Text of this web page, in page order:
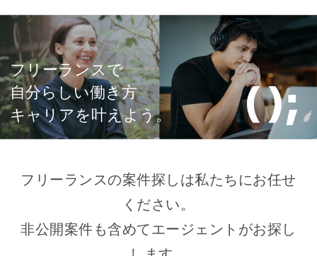
フリーランスで
自分らしい働き方
キャリアを叶えよう。
フリーランスの案件探しは私たちにお任せ
ください。
非公開案件も含めてエージェントがお探し